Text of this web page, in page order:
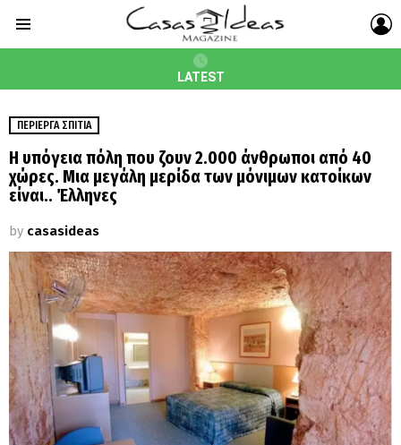
LATEST
ΠΕΡΊΕΡΓΑ ΣΠΊΤΙΑ
Η υπόγεια πόλη που ζουν 2.000 άνθρωποι από 40
χώρες. Μια μεγάλη μερίδα των μόνιμων κατοίκων
είναι.. Έλληνες
by casasideas